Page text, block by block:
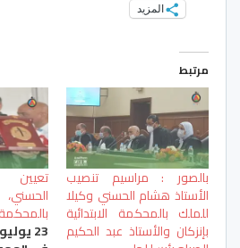
المزيد
مرتبط
بالصور : مراسيم تنصيب
الأستاذ هشام الحسني وكيلا
للملك بالمحكمة الابتدائية
بإنزكان والأستاذ عبد الحكيم
تعيين
بالمحكمة
23 يوليو، 2021